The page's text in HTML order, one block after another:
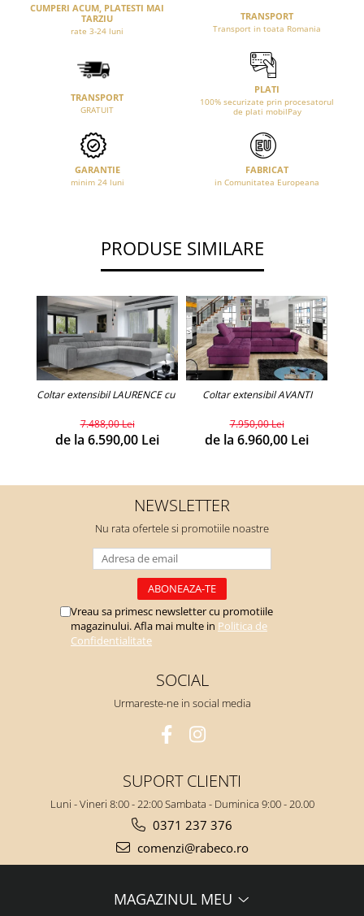
CUMPERI ACUM, PLATESTI MAI
TARZIU
rate 3-24 luni
TRANSPORT
Transport in toata Romania
TRANSPORT
GRATUIT
PLATI
100% securizate prin procesatorul
de plati mobilPay
GARANTIE
minim 24 luni
FABRICAT
in Comunitatea Europeana
PRODUSE SIMILARE
Coltar extensibil LAURENCE cu lada de depozitare.(personalizabil)
7.488,00 Lei
de la 6.590,00 Lei
Coltar extensibil AVANTI
7.950,00 Lei
de la 6.960,00 Lei
NEWSLETTER
Nu rata ofertele si promotiile noastre
Vreau sa primesc newsletter cu promotiile
magazinului. Afla mai multe in Politica de
Confidentialitate
SOCIAL
Urmareste-ne in social media
SUPORT CLIENTI
Luni - Vineri 8:00 - 22:00 Sambata - Duminica 9:00 - 20.00
0371 237 376
comenzi@rabeco.ro
MAGAZINUL MEU